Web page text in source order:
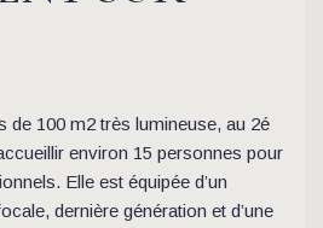
de 100 m2 très lumineuse, au 2é
environ 15 personnes pour
Elle est équipée d’un
dernière génération et d’une